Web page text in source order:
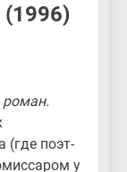
(1996)
(где поэт-
у